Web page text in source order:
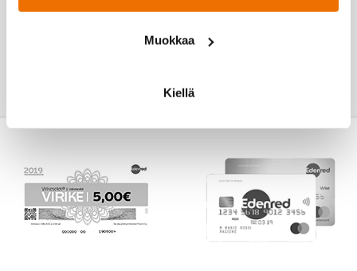
Muokkaa
Kiellä
Kysyttävää? Soita, me autamme!